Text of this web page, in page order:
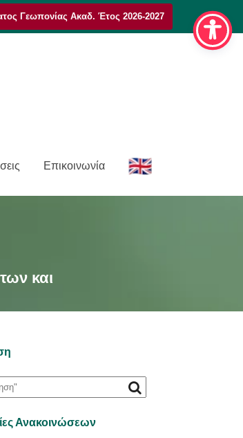
Γεωπονίας Ακαδ. Έτος 2026-2027
Επικοινωνία
E
n
και
Ανακοινώσεων